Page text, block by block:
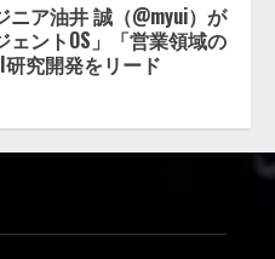
ア油井 誠（@myui）が
ントOS」「営業領域の
究開発をリード